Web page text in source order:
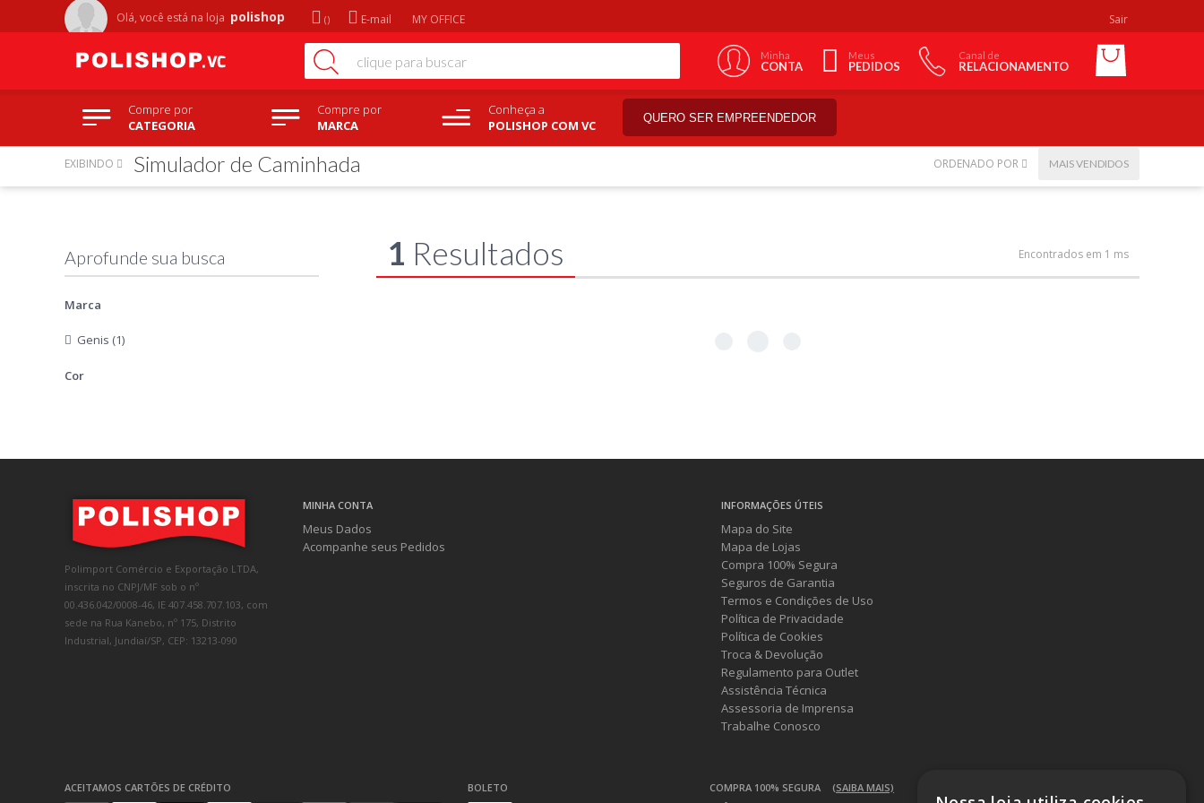
Olá, você está na loja polishop E-mail MY OFFICE Sair
Minha
CONTA
Meus
PEDIDOS
Canal de
RELACIONAMENTO
Compre por
CATEGORIA
Compre por
MARCA
Conheça a
POLISHOP COM VC
QUERO SER EMPREENDEDOR
Marca
Genis (1)
Cor
EXIBINDO Simulador de Caminhada ORDENADO POR MAIS VENDIDOS
1 Resultados Encontrados em 1 ms
Polimport Comércio e Exportação LTDA,
inscrita no CNPJ/MF sob o nº
00.436.042/0008-46, IE 407.458.707.103, com
sede na Rua Kanebo, nº 175, Distrito
Industrial, Jundiaí/SP, CEP: 13213-090
MINHA CONTA
Meus Dados
Acompanhe seus Pedidos
INFORMAÇÕES ÚTEIS
Mapa do Site
Mapa de Lojas
Compra 100% Segura
Seguros de Garantia
Termos e Condições de Uso
Política de Privacidade
Política de Cookies
Troca & Devolução
Regulamento para Outlet
Assistência Técnica
Assessoria de Imprensa
Trabalhe Conosco
ACEITAMOS CARTÕES DE CRÉDITO BOLETO COMPRA 100% SEGURA (SAIBA MAIS)